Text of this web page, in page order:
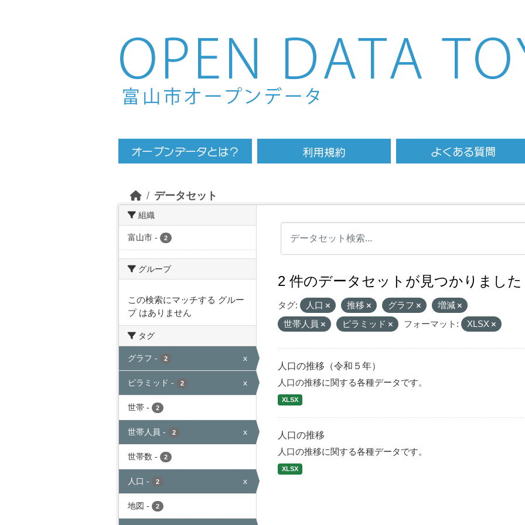
Skip to main content
データセット
組織
富山市 - 2
グループ
この検索にマッチする グルー
プ はありません
タグ
グラフ - 2 x
ピラミッド - 2 x
世帯 - 2
世帯人員 - 2 x
世帯数 - 2
人口 - 2 x
地図 - 2
2 件のデータセットが見つかりました
タグ: 人口 推移 グラフ
増減
世帯人員
ピラミッド フォーマット: XLSX
人口の推移（令和５年）
人口の推移に関する各種データです。
XLSX
人口の推移
人口の推移に関する各種データです。
XLSX